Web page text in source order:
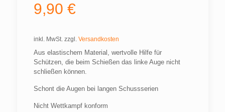
9,90 €
inkl. MwSt. zzgl. Versandkosten
Aus elastischem Material, wertvolle Hilfe für
Schützen, die beim Schießen das linke Auge nicht
schließen können.
Schont die Augen bei langen Schussserien
Nicht Wettkampf konform